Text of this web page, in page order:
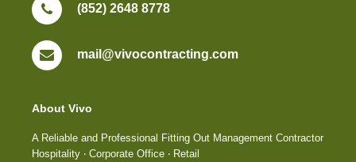
(852) 2648 8778
mail@vivocontracting.com
About Vivo
A Reliable and Professional Fitting Out Management Contractor
Hospitality ‧ Corporate Office ‧ Retail